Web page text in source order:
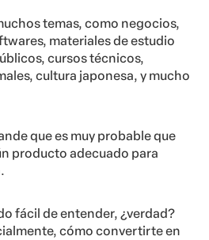
temas, como negocios,
materiales de estudio
cursos técnicos,
cultura japonesa, y mucho
que es muy probable que
producto adecuado para
fácil de entender, ¿verdad?
cómo convertirte en